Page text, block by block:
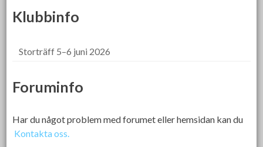
Klubbinfo
Storträff 5–6 juni 2026
Foruminfo
Har du något problem med forumet eller hemsidan kan du
Kontakta oss.